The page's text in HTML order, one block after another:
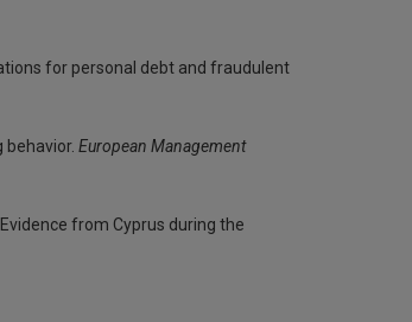
for personal debt and fraudulent
behavior.European Management
from Cyprus during the